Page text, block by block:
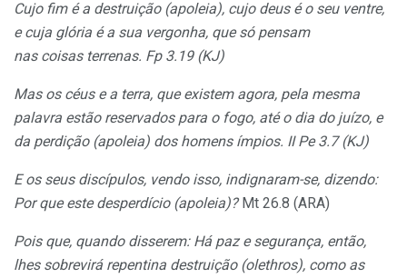
Cujo fim é a destruição (apoleia), cujo deus é o seu ventre,
e cuja glória é a sua vergonha, que só pensam
nas coisas terrenas. Fp 3.19 (KJ)
Mas os céus e a terra, que existem agora, pela mesma
palavra estão reservados para o fogo, até o dia do juízo, e
da perdição (apoleia) dos homens ímpios. II Pe 3.7 (KJ)
E os seus discípulos, vendo isso, indignaram-se, dizendo:
Por que este desperdício (apoleia)?Mt 26.8 (ARA)
Pois que, quando disserem: Há paz e segurança, então,
lhes sobrevirá repentina destruição (olethros), como as